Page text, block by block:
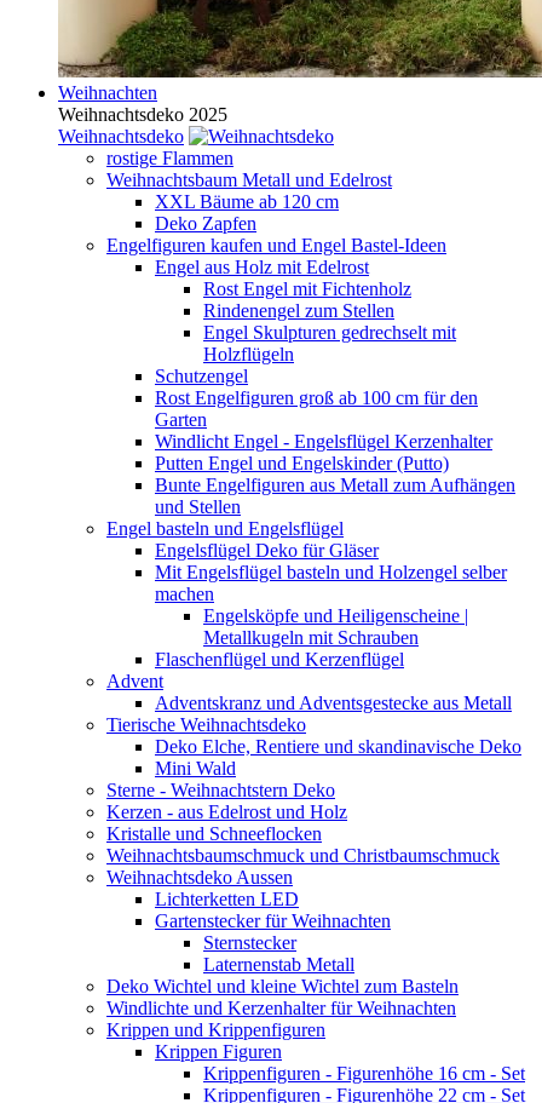
Weihnachten
Weihnachtsdeko 2025
Weihnachtsdeko
rostige Flammen
Weihnachtsbaum Metall und Edelrost
XXL Bäume ab 120 cm
Deko Zapfen
Engelfiguren kaufen und Engel Bastel-Ideen
Engel aus Holz mit Edelrost
Rost Engel mit Fichtenholz
Rindenengel zum Stellen
Engel Skulpturen gedrechselt mit
Holzflügeln
Schutzengel
Rost Engelfiguren groß ab 100 cm für den
Garten
Windlicht Engel - Engelsflügel Kerzenhalter
Putten Engel und Engelskinder (Putto)
Bunte Engelfiguren aus Metall zum Aufhängen
und Stellen
Engel basteln und Engelsflügel
Engelsflügel Deko für Gläser
Mit Engelsflügel basteln und Holzengel selber
machen
Engelsköpfe und Heiligenscheine |
Metallkugeln mit Schrauben
Flaschenflügel und Kerzenflügel
Advent
Adventskranz und Adventsgestecke aus Metall
Tierische Weihnachtsdeko
Deko Elche, Rentiere und skandinavische Deko
Mini Wald
Sterne - Weihnachtstern Deko
Kerzen - aus Edelrost und Holz
Kristalle und Schneeflocken
Weihnachtsbaumschmuck und Christbaumschmuck
Weihnachtsdeko Aussen
Lichterketten LED
Gartenstecker für Weihnachten
Sternstecker
Laternenstab Metall
Deko Wichtel und kleine Wichtel zum Basteln
Windlichte und Kerzenhalter für Weihnachten
Krippen und Krippenfiguren
Krippen Figuren
Krippenfiguren - Figurenhöhe 16 cm - Set
Krippenfiguren - Figurenhöhe 22 cm - Set